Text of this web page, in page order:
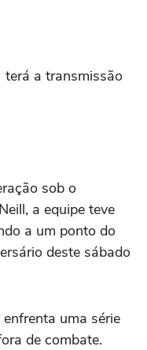
a transmissão
sob o
a equipe teve
a um ponto do
deste sábado
uma série
de combate.